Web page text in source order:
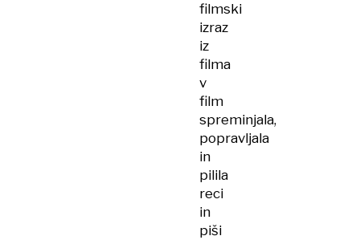
filmski
izraz
iz
filma
v
film
spreminjala,
popravljala
in
pilila
reci
in
piši